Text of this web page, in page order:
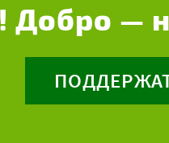
Добро —